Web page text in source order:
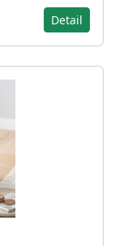
Detail